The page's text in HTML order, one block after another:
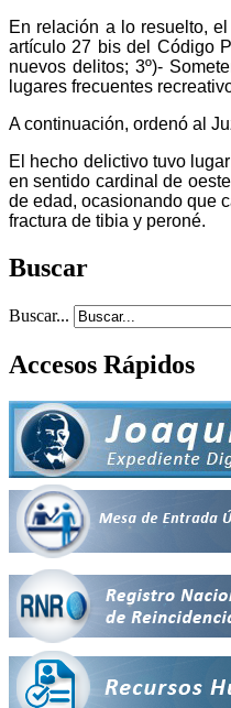
En relación a lo resuelto,
artículo 27 bis del Código
nuevos delitos; 3º)-
lugares frecuentes
A continuación, ordenó al
El hecho delictivo tuvo
en sentido cardinal de
de edad, ocasionando que
fractura de tibia y peroné.
Buscar
Buscar...
Accesos Rápidos